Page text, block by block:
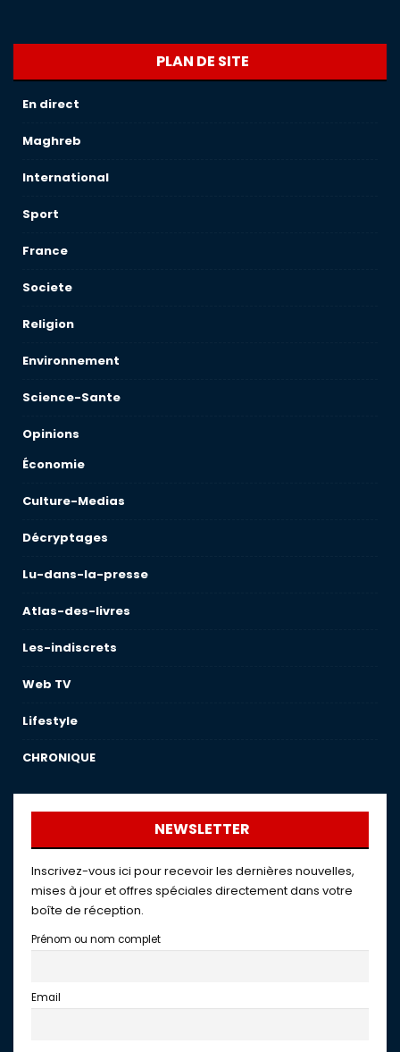
PLAN DE SITE
En direct
Maghreb
International
Sport
France
Societe
Religion
Environnement
Science-Sante
Opinions
Économie
Culture-Medias
Décryptages
Lu-dans-la-presse
Atlas-des-livres
Les-indiscrets
Web TV
Lifestyle
CHRONIQUE
NEWSLETTER
Inscrivez-vous ici pour recevoir les dernières nouvelles,
mises à jour et offres spéciales directement dans votre
boîte de réception.
Prénom ou nom complet
Email